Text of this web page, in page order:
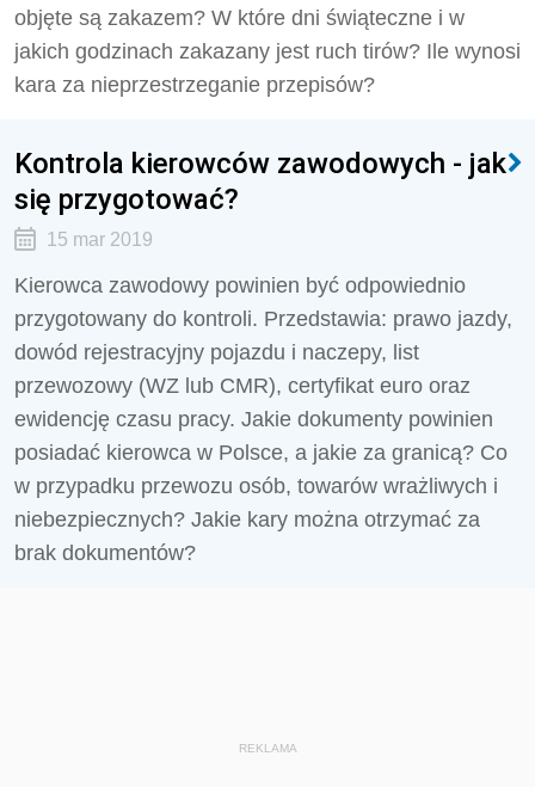
objęte są zakazem? W które dni świąteczne i w
jakich godzinach zakazany jest ruch tirów? Ile wynosi
kara za nieprzestrzeganie przepisów?
Kontrola kierowców zawodowych - jak
się przygotować?
15 mar 2019
Kierowca zawodowy powinien być odpowiednio
przygotowany do kontroli. Przedstawia: prawo jazdy,
dowód rejestracyjny pojazdu i naczepy, list
przewozowy (WZ lub CMR), certyfikat euro oraz
ewidencję czasu pracy. Jakie dokumenty powinien
posiadać kierowca w Polsce, a jakie za granicą? Co
w przypadku przewozu osób, towarów wrażliwych i
niebezpiecznych? Jakie kary można otrzymać za
brak dokumentów?
REKLAMA